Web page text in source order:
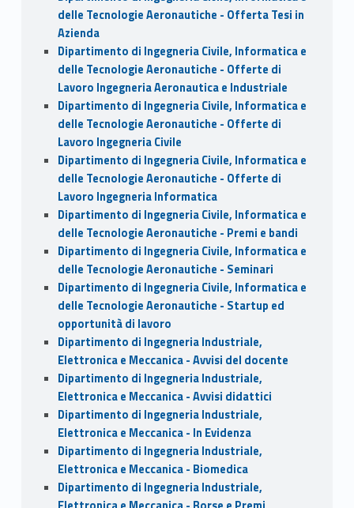
delle Tecnologie Aeronautiche - Offerta Tesi in
Azienda
Dipartimento di Ingegneria Civile, Informatica e
delle Tecnologie Aeronautiche - Offerte di
Lavoro Ingegneria Aeronautica e Industriale
Dipartimento di Ingegneria Civile, Informatica e
delle Tecnologie Aeronautiche - Offerte di
Lavoro Ingegneria Civile
Dipartimento di Ingegneria Civile, Informatica e
delle Tecnologie Aeronautiche - Offerte di
Lavoro Ingegneria Informatica
Dipartimento di Ingegneria Civile, Informatica e
delle Tecnologie Aeronautiche - Premi e bandi
Dipartimento di Ingegneria Civile, Informatica e
delle Tecnologie Aeronautiche - Seminari
Dipartimento di Ingegneria Civile, Informatica e
delle Tecnologie Aeronautiche - Startup ed
opportunità di lavoro
Dipartimento di Ingegneria Industriale,
Elettronica e Meccanica - Avvisi del docente
Dipartimento di Ingegneria Industriale,
Elettronica e Meccanica - Avvisi didattici
Dipartimento di Ingegneria Industriale,
Elettronica e Meccanica - In Evidenza
Dipartimento di Ingegneria Industriale,
Elettronica e Meccanica - Biomedica
Dipartimento di Ingegneria Industriale,